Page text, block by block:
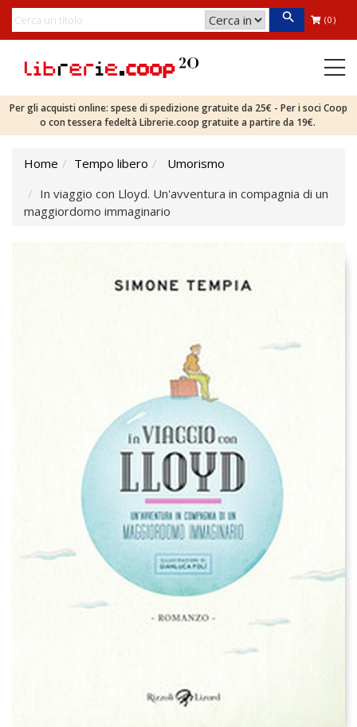
(0)
Per gli acquisti online: spese di spedizione gratuite da 25€ - Per i soci Coop
o con tessera fedeltà Librerie.coop gratuite a partire da 19€.
Home Tempo libero
Umorismo
In viaggio con Lloyd. Un'avventura in compagnia di un
maggiordomo immaginario